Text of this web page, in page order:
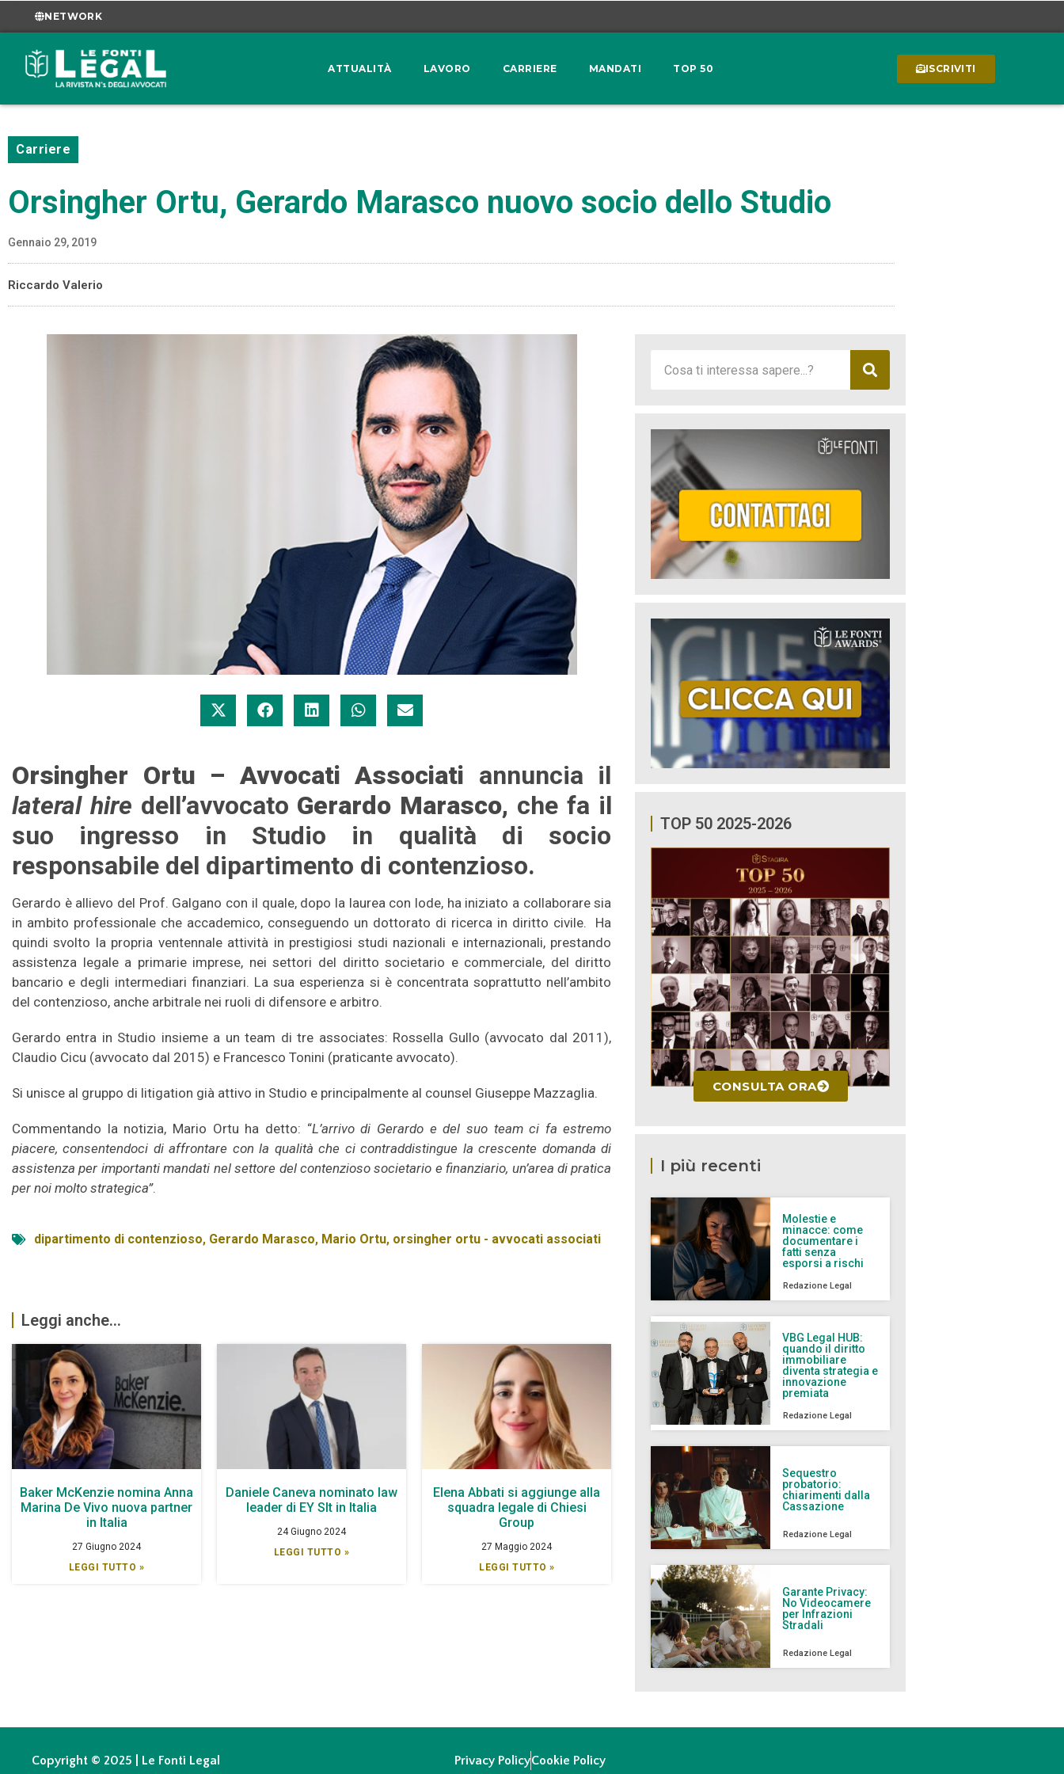
NETWORK
ATTUALITÀ LAVORO CARRIERE MANDATI TOP 50 ISCRIVITI
Carriere
Orsingher Ortu, Gerardo Marasco nuovo socio dello Studio
Gennaio 29, 2019
Riccardo Valerio
Orsingher Ortu – Avvocati Associati annuncia il
lateral hire dell’avvocato Gerardo Marasco, che fa il
suo ingresso in Studio in qualità di socio
responsabile del dipartimento di contenzioso.
Gerardo è allievo del Prof. Galgano con il quale, dopo la laurea con lode, ha iniziato a collaborare sia
in ambito professionale che accademico, conseguendo un dottorato di ricerca in diritto civile. Ha
quindi svolto la propria ventennale attività in prestigiosi studi nazionali e internazionali, prestando
assistenza legale a primarie imprese, nei settori del diritto societario e commerciale, del diritto
bancario e degli intermediari finanziari. La sua esperienza si è concentrata soprattutto nell’ambito
del contenzioso, anche arbitrale nei ruoli di difensore e arbitro.
Gerardo entra in Studio insieme a un team di tre associates: Rossella Gullo (avvocato dal 2011),
Claudio Cicu (avvocato dal 2015) e Francesco Tonini (praticante avvocato).
Si unisce al gruppo di litigation già attivo in Studio e principalmente al counsel Giuseppe Mazzaglia.
Commentando la notizia, Mario Ortu ha detto: “L’arrivo di Gerardo e del suo team ci fa estremo
piacere, consentendoci di affrontare con la qualità che ci contraddistingue la crescente domanda di
assistenza per importanti mandati nel settore del contenzioso societario e finanziario, un’area di pratica
per noi molto strategica”.
dipartimento di contenzioso, Gerardo Marasco, Mario Ortu, orsingher ortu - avvocati associati
Leggi anche...
Baker McKenzie nomina Anna
Marina De Vivo nuova partner
in Italia
27 Giugno 2024
LEGGI TUTTO »
Daniele Caneva nominato law
leader di EY Slt in Italia
24 Giugno 2024
LEGGI TUTTO »
Elena Abbati si aggiunge alla
squadra legale di Chiesi
Group
27 Maggio 2024
LEGGI TUTTO »
TOP 50 2025-2026
CONSULTA ORA
I più recenti
Molestie e
minacce: come
documentare i
fatti senza
esporsi a rischi
Redazione Legal
VBG Legal HUB:
quando il diritto
immobiliare
diventa strategia e
innovazione
premiata
Redazione Legal
Sequestro
probatorio:
chiarimenti dalla
Cassazione
Redazione Legal
Garante Privacy:
No Videocamere
per Infrazioni
Stradali
Redazione Legal
Copyright © 2025 | Le Fonti Legal Privacy PolicyCookie Policy